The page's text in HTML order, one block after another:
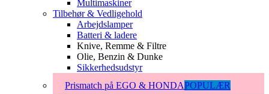
Multimaskiner
Tilbehør & Vedligehold
Arbejdslamper
Batteri & ladere
Knive, Remme & Filtre
Olie, Benzin & Dunke
Sikkerhedsudstyr
Prismatch på EGO & HONDAPOPULÆR